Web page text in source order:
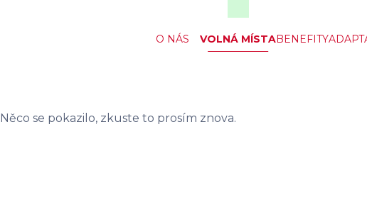
O NÁS VOLNÁ MÍSTABENEFITY
Něco se pokazilo, zkuste to prosím znova.